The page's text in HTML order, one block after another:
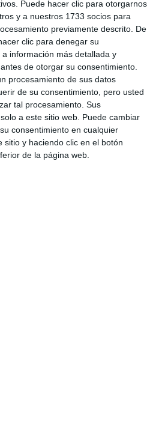
Puede hacer clic para otorgarnos
y a nuestros 1733 socios para
previamente descrito. De
clic para denegar su
información más detallada y
de otorgar su consentimiento.
procesamiento de sus datos
de su consentimiento, pero usted
tal procesamiento. Sus
a este sitio web. Puede cambiar
consentimiento en cualquier
sitio y haciendo clic en el botón
de la página web.
que cada día crece y
y visitantes”.
el siguiente enlace:
?a=35830
COSTA DEL SOL